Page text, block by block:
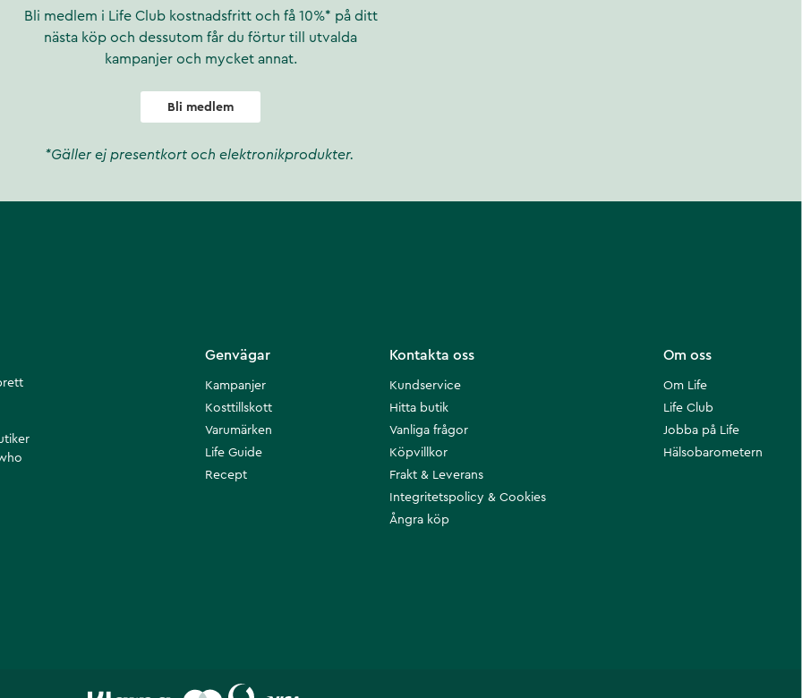
genomgår strikta
ur ett rikt fiskbestånd
Bli medlem i Life Club kostnadsfritt och få 10%* på ditt
nästa köp och dessutom får du förtur till utvalda
kampanjer och mycket annat.
Bli medlem
*Gäller ej presentkort och elektronikprodukter.
Om oss
Om Life
Life Club
Jobba på Life
Hälsobarometern
Kontakta oss
Kundservice
Hitta butik
Vanliga frågor
Köpvillkor
Frakt & Leverans
Integritetspolicy & Cookies
Ångra köp
Genvägar
Kampanjer
Kosttillskott
Varumärken
Life Guide
Recept